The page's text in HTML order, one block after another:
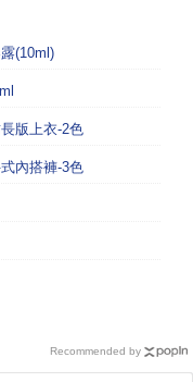
(10ml)
版上衣-2色
內搭褲-3色
Recommended by